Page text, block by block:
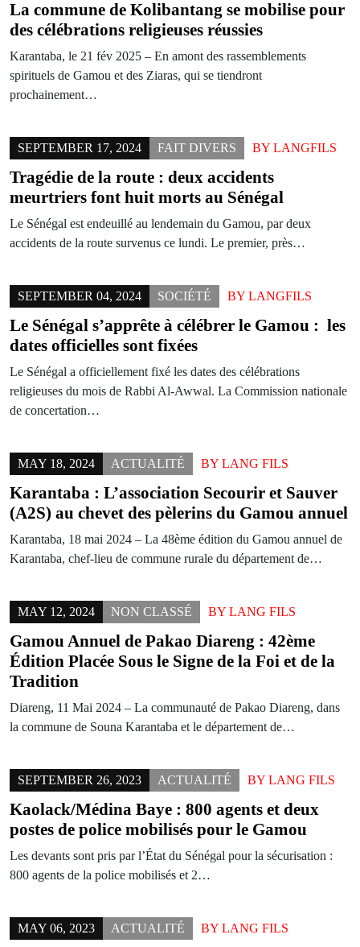
La commune de Kolibantang se mobilise pour
des célébrations religieuses réussies
Karantaba, le 21 fév 2025 – En amont des rassemblements
spirituels de Gamou et des Ziaras, qui se tiendront
prochainement…
SEPTEMBER 17, 2024 FAIT DIVERS BY LANGFILS
Tragédie de la route : deux accidents
meurtriers font huit morts au Sénégal
Le Sénégal est endeuillé au lendemain du Gamou, par deux
accidents de la route survenus ce lundi. Le premier, près…
SEPTEMBER 04, 2024 SOCIÉTÉ BY LANGFILS
Le Sénégal s’apprête à célébrer le Gamou : les
dates officielles sont fixées
Le Sénégal a officiellement fixé les dates des célébrations
religieuses du mois de Rabbi Al-Awwal. La Commission nationale
de concertation…
MAY 18, 2024 ACTUALITÉ BY LANG FILS
Karantaba : L’association Secourir et Sauver
(A2S) au chevet des pèlerins du Gamou annuel
Karantaba, 18 mai 2024 – La 48ème édition du Gamou annuel de
Karantaba, chef-lieu de commune rurale du département de…
MAY 12, 2024 NON CLASSÉ BY LANG FILS
Gamou Annuel de Pakao Diareng : 42ème
Édition Placée Sous le Signe de la Foi et de la
Tradition
Diareng, 11 Mai 2024 – La communauté de Pakao Diareng, dans
la commune de Souna Karantaba et le département de…
SEPTEMBER 26, 2023 ACTUALITÉ BY LANG FILS
Kaolack/Médina Baye : 800 agents et deux
postes de police mobilisés pour le Gamou
Les devants sont pris par l’État du Sénégal pour la sécurisation :
800 agents de la police mobilisés et 2…
MAY 06, 2023 ACTUALITÉ BY LANG FILS